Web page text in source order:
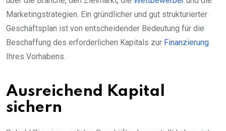
Marketingstrategien. Ein gründlicher und gut strukturierter
Geschäftsplan ist von entscheidender Bedeutung für die
Beschaffung des erforderlichen Kapitals zur Finanzierung
Ihres Vorhabens.
Ausreichend Kapital
sichern